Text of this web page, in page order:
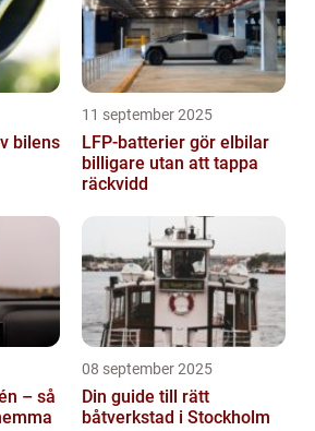
bilens
11 september 2025
LFP-batterier gör elbilar
billigare utan att tappa
räckvidd
– så
08 september 2025
Din guide till rätt
båtverkstad i Stockholm